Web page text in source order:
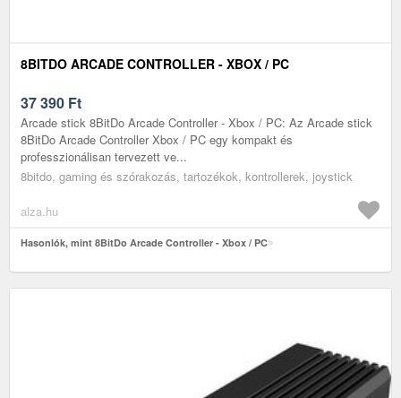
8BITDO ARCADE CONTROLLER - XBOX / PC
37 390 Ft
Arcade stick 8BitDo Arcade Controller - Xbox / PC: Az Arcade stick
8BitDo Arcade Controller Xbox / PC egy kompakt és
professzionálisan tervezett ve...
8bitdo, gaming és szórakozás, tartozékok, kontrollerek, joystick
alza.hu
Hasonlók, mint 8BitDo Arcade Controller - Xbox / PC